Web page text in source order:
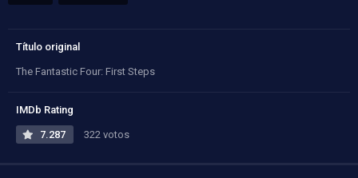
Título original
The Fantastic Four: First Steps
IMDb Rating
7.287 322 votos